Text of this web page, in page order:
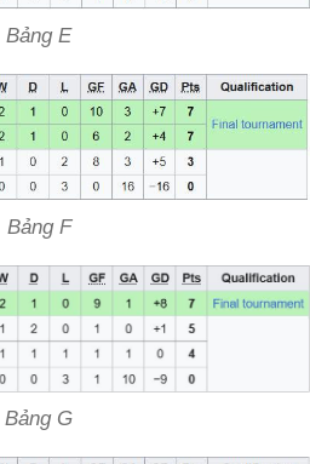
Bảng E
Bảng F
Bảng G